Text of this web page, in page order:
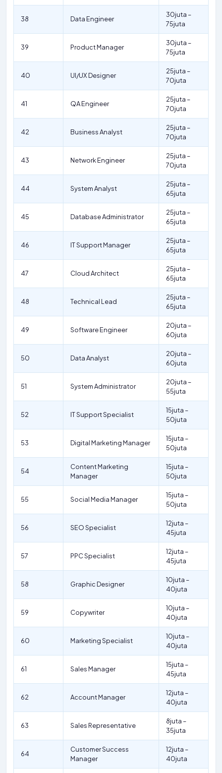
38 Data Engineer
30juta –
75juta
39 Product Manager
30juta –
75juta
40 UI/UX Designer
25juta –
70juta
41 QA Engineer
25juta –
70juta
42 Business Analyst
25juta –
70juta
43 Network Engineer
25juta –
70juta
44 System Analyst
25juta –
65juta
45 Database Administrator
25juta –
65juta
46 IT Support Manager
25juta –
65juta
47 Cloud Architect
25juta –
65juta
48 Technical Lead
25juta –
65juta
49 Software Engineer
20juta –
60juta
50 Data Analyst
20juta –
60juta
51 System Administrator
20juta –
55juta
52 IT Support Specialist
15juta –
50juta
53 Digital Marketing Manager
15juta –
50juta
54
Content Marketing
Manager
15juta –
50juta
55 Social Media Manager
15juta –
50juta
56 SEO Specialist
12juta –
45juta
57 PPC Specialist
12juta –
45juta
58 Graphic Designer
10juta –
40juta
59 Copywriter
10juta –
40juta
60 Marketing Specialist
10juta –
40juta
61 Sales Manager
15juta –
45juta
62 Account Manager
12juta –
40juta
63 Sales Representative
8juta –
35juta
64
Customer Success
Manager
12juta –
40juta